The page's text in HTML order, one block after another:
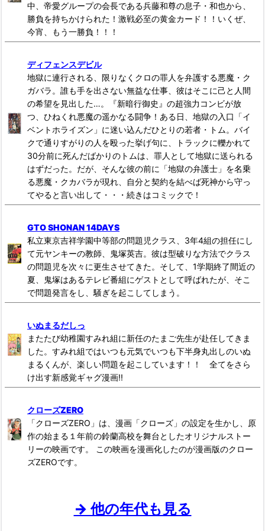
中、帝愛グループの会長である兵藤和尊の息子・和也から、
勝負を持ちかけられた！激戦必至の黄金カード！！いくぜ、
今宵、もう一勝負！！！
ディフェンスデビル
地獄に連行される、限りなくクロの罪人を弁護する悪魔・ク
ガバラ。誰も手を出さない無益な仕事、彼はそこに己と人間
の希望を見出した…。『新暗行御史』の超強力コンビが放
つ、ひねくれ悪魔の遥かなる闘争！ある日、地獄の入口「イ
ベントホライズン」に迷い込んだひとりの若者・トム。バイ
クで通りすがりの人を殴った挙げ句に、トラックに轢かれて
30分前に死んだばかりのトムは、罪人として地獄に送られる
はずだった。だが、そんな彼の前に「地獄の弁護士」を名乗
る悪魔・クカバラが現れ、自分と契約を結べば死神から守っ
てやると言い出して・・・続きはコミックで！
GTO SHONAN 14DAYS
私立東京吉祥学園中等部の問題児クラス、3年4組の担任にし
て元ヤンキーの教師、鬼塚英吉。彼は型破りな方法でクラス
の問題児を次々に更生させてきた。そして、1学期終了間近の
夏、鬼塚はあるテレビ番組にゲストとして呼ばれたが、そこ
で問題発言をし、騒ぎを起こしてしまう。
いぬまるだしっ
またたび幼稚園すみれ組に新任のたまご先生が赴任してきま
した。すみれ組ではいつも元気でいつも下半身丸出しのいぬ
まるくんが、楽しい問題を起こしています！！ 全てをさら
け出す新感覚ギャグ漫画!!
クローズZERO
「クローズZERO」は、漫画「クローズ」の設定を生かし、原
作の始まる１年前の鈴蘭高校を舞台としたオリジナルストー
リーの映画です。 この映画を漫画化したのが漫画版のクロー
ズZEROです。
→ 他の年代も見る